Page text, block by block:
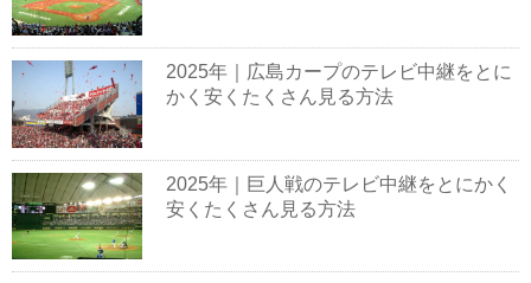
2025年｜広島カープのテレビ中継をとに
かく安くたくさん見る方法
2025年｜巨人戦のテレビ中継をとにかく
安くたくさん見る方法